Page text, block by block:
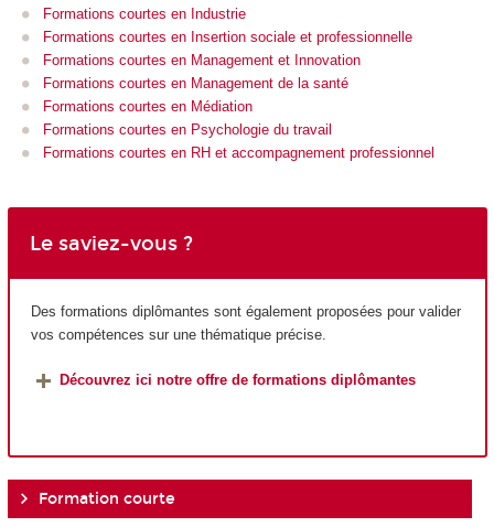
Formations courtes en Industrie
Formations courtes en Insertion sociale et professionnelle
Formations courtes en Management et Innovation
Formations courtes en Management de la santé
Formations courtes en Médiation
Formations courtes en Psychologie du travail
Formations courtes en RH et accompagnement professionnel
Le saviez-vous ?
Des formations diplômantes sont également proposées pour valider
vos compétences sur une thématique précise.
Découvrez ici notre offre de formations diplômantes
Formation courte